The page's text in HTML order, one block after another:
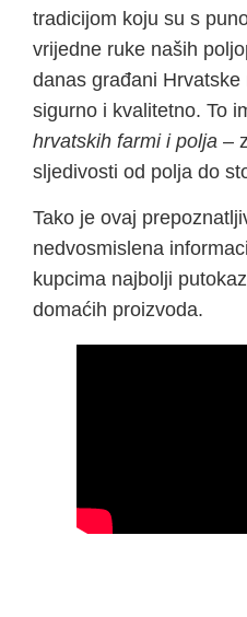
tradicijom koju su s
vrijedne ruke naših
danas građani
sigurno i kvalitetno. To
hrvatskih farmi i polja –
sljedivosti od polja do
Tako je ovaj
nedvosmislena
kupcima najbolji
domaćih proizvoda.